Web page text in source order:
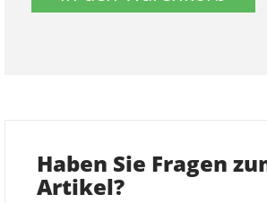
Haben Sie Fragen
Artikel?